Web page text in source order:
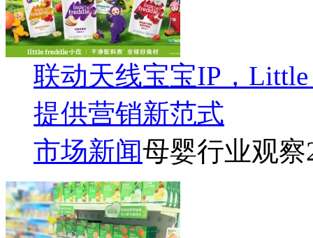
联动天线宝宝IP，
提供营销新范式
市场新闻母婴行业观察